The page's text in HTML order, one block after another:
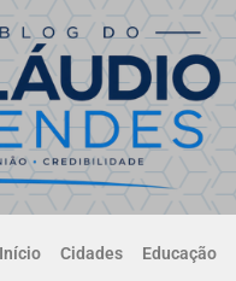
Início Cidades Educação